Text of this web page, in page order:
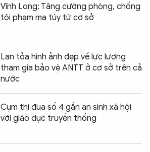
Vĩnh Long: Tăng cường phòng, chống
tội phạm ma túy từ cơ sở
Lan tỏa hình ảnh đẹp về lực lượng
tham gia bảo vệ ANTT ở cơ sở trên cả
nước
Cụm thi đua số 4 gắn an sinh xã hội
với giáo dục truyền thống